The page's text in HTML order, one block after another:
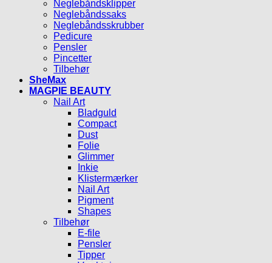
Neglebåndsklipper
Neglebåndssaks
Neglebåndsskrubber
Pedicure
Pensler
Pincetter
Tilbehør
SheMax
MAGPIE BEAUTY
Nail Art
Bladguld
Compact
Dust
Folie
Glimmer
Inkie
Klistermærker
Nail Art
Pigment
Shapes
Tilbehør
E-file
Pensler
Tipper